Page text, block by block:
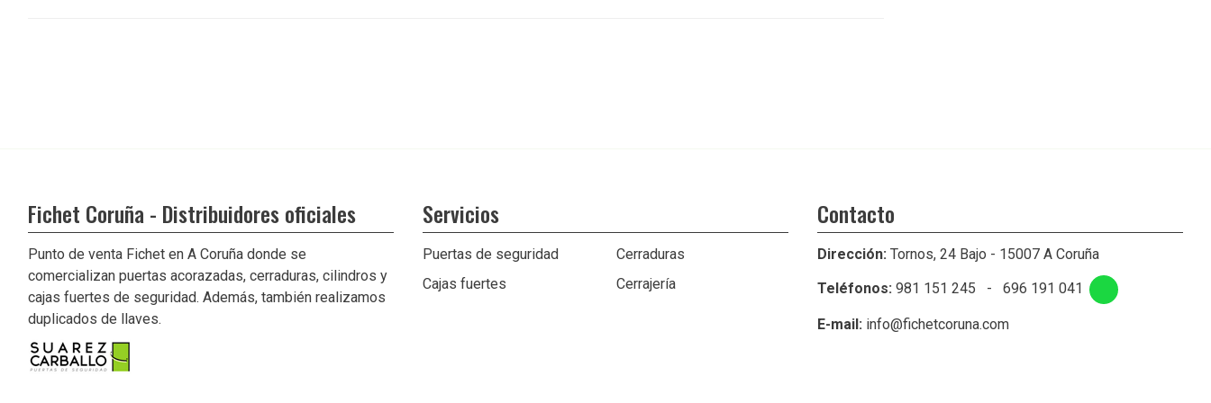
Fichet Coruña - Distribuidores oficiales
Punto de venta Fichet en A Coruña donde se
comercializan puertas acorazadas, cerraduras, cilindros y
cajas fuertes de seguridad. Además, también realizamos
duplicados de llaves.
Servicios
Puertas de seguridad
Cerraduras
Cajas fuertes
Cerrajería
Contacto
Dirección: Tornos, 24 Bajo - 15007 A Coruña
Teléfonos: 981 151 245 - 696 191 041
E-mail: info@fichetcoruna.com